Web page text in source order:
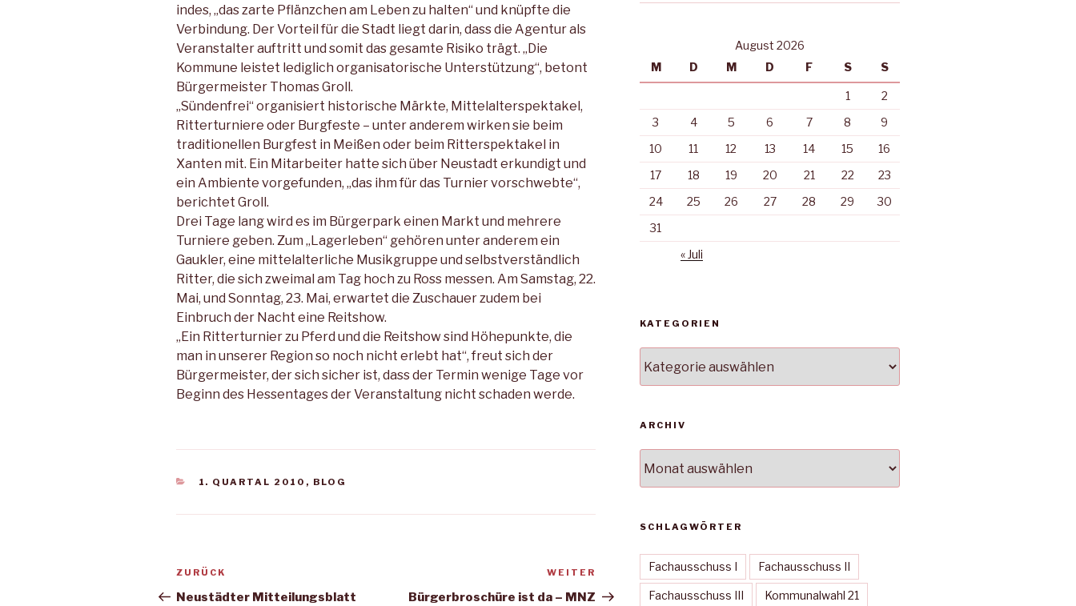
indes, „das zarte Pflänzchen am Leben zu halten“ und knüpfte die
Verbindung. Der Vorteil für die Stadt liegt darin, dass die Agentur als
Veranstalter auftritt und somit das gesamte Risiko trägt. „Die
Kommune leistet lediglich organisatorische Unterstützung“, betont
Bürgermeister Thomas Groll.
„Sündenfrei“ organisiert historische Märkte, Mittelalterspektakel,
Ritterturniere oder Burgfeste – unter anderem wirken sie beim
traditionellen Burgfest in Meißen oder beim Ritterspektakel in
Xanten mit. Ein Mitarbeiter hatte sich über Neustadt erkundigt und
ein Ambiente vorgefunden, „das ihm für das Turnier vorschwebte“,
berichtet Groll.
Drei Tage lang wird es im Bürgerpark einen Markt und mehrere
Turniere geben. Zum „Lagerleben“ gehören unter anderem ein
Gaukler, eine mittelalterliche Musikgruppe und selbstverständlich
Ritter, die sich zweimal am Tag hoch zu Ross messen. Am Samstag, 22.
Mai, und Sonntag, 23. Mai, erwartet die Zuschauer zudem bei
Einbruch der Nacht eine Reitshow.
„Ein Ritterturnier zu Pferd und die Reitshow sind Höhepunkte, die
man in unserer Region so noch nicht erlebt hat“, freut sich der
Bürgermeister, der sich sicher ist, dass der Termin wenige Tage vor
Beginn des Hessentages der Veranstaltung nicht schaden werde.
KATEGORIEN
1. QUARTAL 2010 , BLOG
Beitragsnavigation
Vorheriger
Beitrag
ZURÜCK
Neustädter Mitteilungsblatt
Nächster
Beitrag
WEITER
Bürgerbroschüre ist da – MNZ
August 2026
M
D M D F S S
1
2
3
4 5 6 7 8
9
10
11 12 13 14 15
16
17
18 19 20 21 22
23
24
25 26 27 28 29
30
31
« Juli
KATEGORIEN
ARCHIV
SCHLAGWÖRTER
Fachausschuss I Fachausschuss II
Fachausschuss III Kommunalwahl 21